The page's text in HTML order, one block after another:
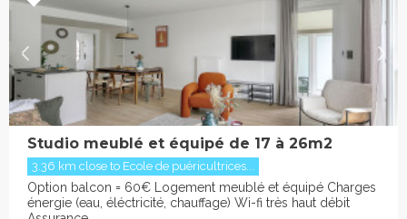
Studio meublé et équipé de 17 à 26m2
3.36 km close to Ecole de puéricultrices...
Option balcon = 60€ Logement meublé et équipé Charges
énergie (eau, éléctricité, chauffage) Wi-fi très haut débit